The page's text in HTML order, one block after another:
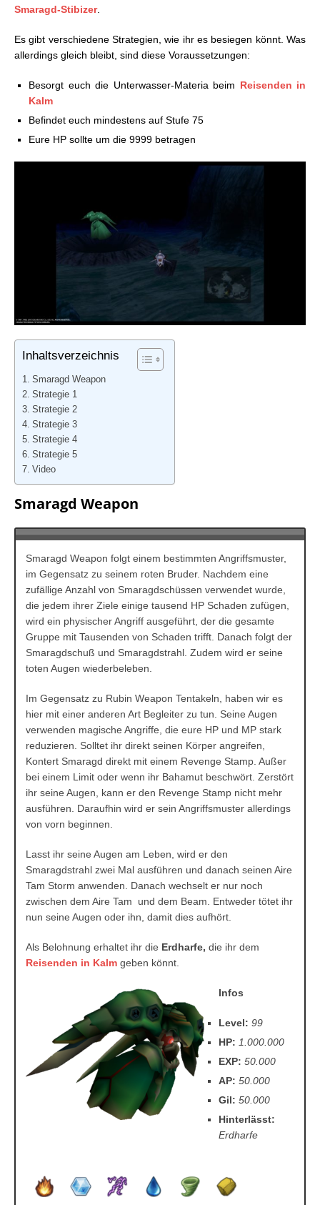
Smaragd-Stibizer.
Es gibt verschiedene Strategien, wie ihr es besiegen könnt. Was
allerdings gleich bleibt, sind diese Voraussetzungen:
Besorgt euch die Unterwasser-Materia beim Reisenden in
Kalm
Befindet euch mindestens auf Stufe 75
Eure HP sollte um die 9999 betragen
Inhaltsverzeichnis
Smaragd Weapon
Strategie 1
Strategie 2
Strategie 3
Strategie 4
Strategie 5
Video
Smaragd Weapon
Smaragd Weapon folgt einem bestimmten Angriffsmuster,
im Gegensatz zu seinem roten Bruder. Nachdem eine
zufällige Anzahl von Smaragdschüssen verwendet wurde,
die jedem ihrer Ziele einige tausend HP Schaden zufügen,
wird ein physischer Angriff ausgeführt, der die gesamte
Gruppe mit Tausenden von Schaden trifft. Danach folgt der
Smaragdschuß und Smaragdstrahl. Zudem wird er seine
toten Augen wiederbeleben.
Im Gegensatz zu Rubin Weapon Tentakeln, haben wir es
hier mit einer anderen Art Begleiter zu tun. Seine Augen
verwenden magische Angriffe, die eure HP und MP stark
reduzieren. Solltet ihr direkt seinen Körper angreifen,
Kontert Smaragd direkt mit einem Revenge Stamp. Außer
bei einem Limit oder wenn ihr Bahamut beschwört. Zerstört
ihr seine Augen, kann er den Revenge Stamp nicht mehr
ausführen. Daraufhin wird er sein Angriffsmuster allerdings
von vorn beginnen.
Lasst ihr seine Augen am Leben, wird er den
Smaragdstrahl zwei Mal ausführen und danach seinen Aire
Tam Storm anwenden. Danach wechselt er nur noch
zwischen dem Aire Tam und dem Beam. Entweder tötet ihr
nun seine Augen oder ihn, damit dies aufhört.
Als Belohnung erhaltet ihr die Erdharfe, die ihr dem
Reisenden in Kalm geben könnt.
Infos
Level: 99
HP: 1.000.000
EXP: 50.000
AP: 50.000
Gil: 50.000
Hinterlässt:
Erdharfe